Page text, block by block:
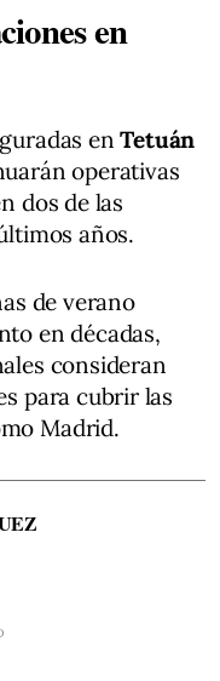
en
enTetuán
operativas
dos de las
años.
de verano
en décadas,
consideran
para cubrir las
Madrid.